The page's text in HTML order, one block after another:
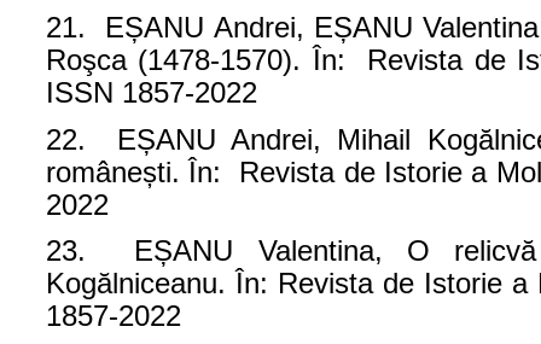
21. EȘANU Andrei, EȘANU
Roşca (1478-1570). În: Revista de
ISSN 1857-2022
22. EȘANU Andrei, Mihail
românești. În: Revista de Istorie a
2022
23. EȘANU Valentina, O
Kogălniceanu. În: Revista de Istorie
1857-2022